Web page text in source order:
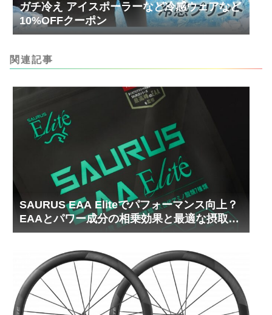
ガチ冷え アイスポーラーなど冷感ウェアなど
10%OFFクーポン
関連記事
SAURUS EAA Eliteでパフォーマンス向上？
EAAとパワー成分の相乗効果と最適な摂取タ
イミング